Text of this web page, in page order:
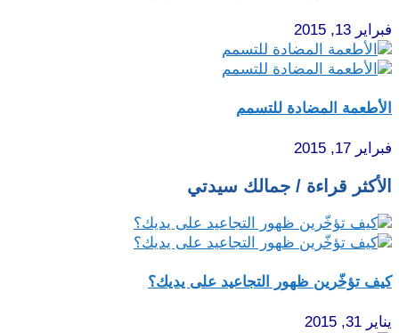
فبراير 13, 2015
الأطعمة المضادة للتسمم
فبراير 17, 2015
الأكثر قراءة / جمالك سيدتي
كيف تؤخّرين ظهور التجاعيد على يديك؟
يناير 31, 2015